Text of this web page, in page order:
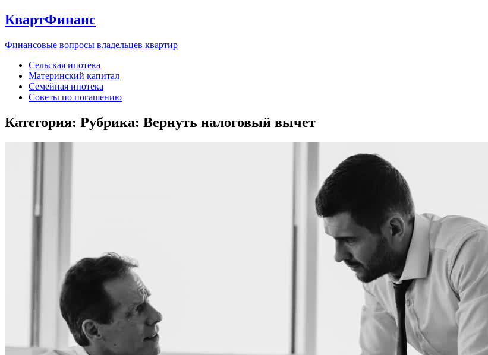
КвартФинанс
Финансовые вопросы владельцев квартир
Сельская ипотека
Материнский капитал
Семейная ипотека
Советы по погашению
Категория: Рубрика: Вернуть налоговый вычет